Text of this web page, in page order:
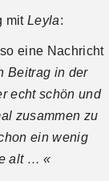
mitLeyla:
eine Nachricht
Beitrag in der
echt schön und
zusammen zu
ein wenig
alt … «